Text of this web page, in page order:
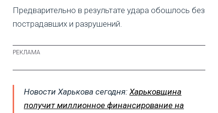
Предварительно в результате удара обошлось без
пострадавших и разрушений.
Новости Харькова сегодня: Харьковщина
получит миллионное финансирование на